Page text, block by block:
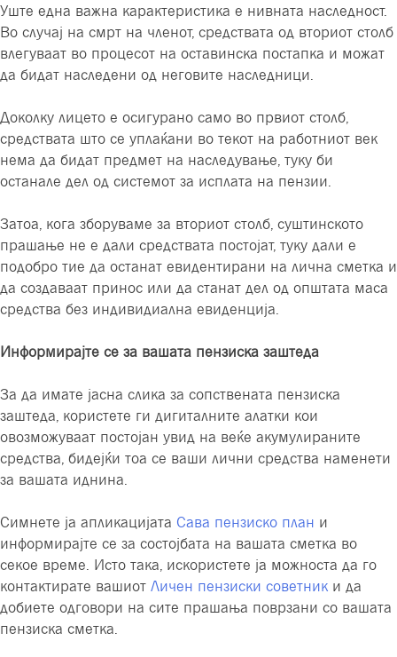
Уште една важна карактеристика е нивната наследност.
Во случај на смрт на членот, средствата од вториот столб
влегуваат во процесот на оставинска постапка и можат
да бидат наследени од неговите наследници.
Доколку лицето е осигурано само во првиот столб,
средствата што се уплаќани во текот на работниот век
нема да бидат предмет на наследување, туку би
останале дел од системот за исплата на пензии.
Затоа, кога зборуваме за вториот столб, суштинското
прашање не е дали средствата постојат, туку дали е
подобро тие да останат евидентирани на лична сметка и
да создаваат принос или да станат дел од општата маса
средства без индивидиална евиденција.
Информирајте се за вашата пензиска заштеда
За да имате јасна слика за сопствената пензиска
заштеда, користете ги дигиталните алатки кои
овозможуваат постојан увид на веќе акумулираните
средства, бидејќи тоа се ваши лични средства наменети
за вашата иднина.
Симнете ја апликацијата Сава пензиско план и
информирајте се за состојбата на вашата сметка во
секое време. Исто така, искористете ја можноста да го
контактирате вашиот Личен пензиски советник и да
добиете одговори на сите прашања поврзани со вашата
пензиска сметка.